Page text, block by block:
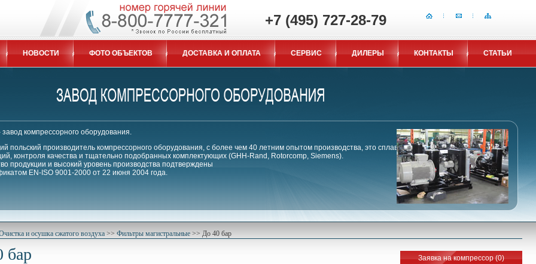
+7 (495) 727-28-79
НОВОСТИ ФОТО ОБЪЕКТОВ ДОСТАВКА И ОПЛАТА СЕРВИС ДИЛЕРЫ КОНТАКТЫ СТАТЬИ
завод компрессорного оборудования.
польский производитель компрессорного оборудования, с более чем 40 летним опытом производства, это сплав
контроля качества и тщательно подобранных комплектующих (GHH-Rand, Rotorcomp, Siemens).
продукции и высокий уровень производства подтверждены
EN-ISO 9001-2000 от 22 июня 2004 года.
и осушка сжатого воздуха >> Фильтры магистральные >> До 40 бар
Заявка на компрессор (0)
бар